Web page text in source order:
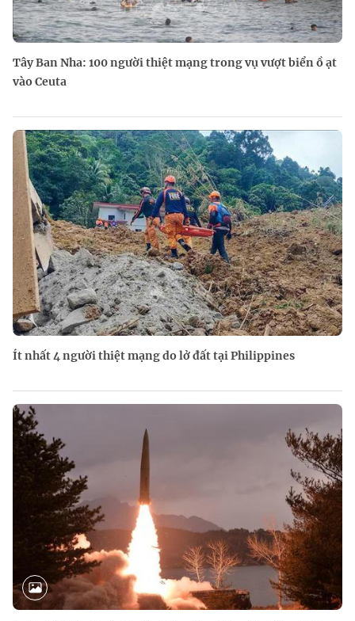
Tây Ban Nha: 100 người thiệt mạng trong vụ vượt biển ồ ạt
vào Ceuta
Ít nhất 4 người thiệt mạng do lở đất tại Philippines